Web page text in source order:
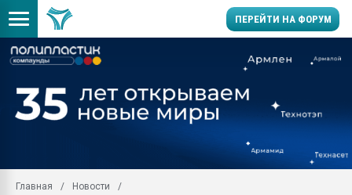
ПЕРЕЙТИ НА ФОРУМ
производство SPC
заводу пластмасс"
Главная
Новости